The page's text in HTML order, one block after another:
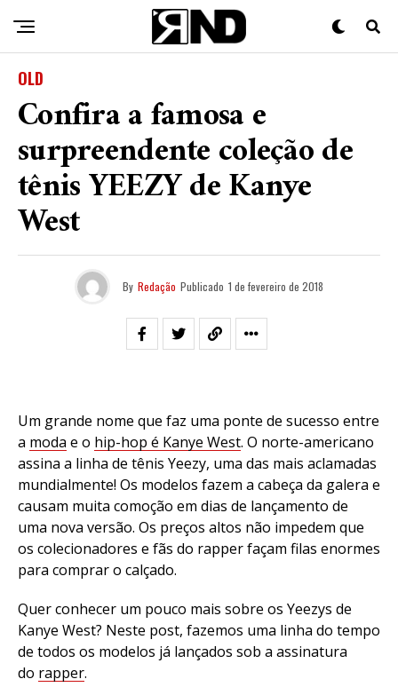
OLD
Confira a famosa e
surpreendente coleção de
tênis YEEZY de Kanye
West
By Redação Publicado 1 de fevereiro de 2018
Um grande nome que faz uma ponte de sucesso entre
a moda e o hip-hop é Kanye West. O norte-americano
assina a linha de tênis Yeezy, uma das mais aclamadas
mundialmente! Os modelos fazem a cabeça da galera e
causam muita comoção em dias de lançamento de
uma nova versão. Os preços altos não impedem que
os colecionadores e fãs do rapper façam filas enormes
para comprar o calçado.
Quer conhecer um pouco mais sobre os Yeezys de
Kanye West? Neste post, fazemos uma linha do tempo
de todos os modelos já lançados sob a assinatura
do rapper.